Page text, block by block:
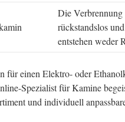
Die
rückstandslos
entstehen weder
für einen Elektro- oder
Spezialist für Kamine
und individuell